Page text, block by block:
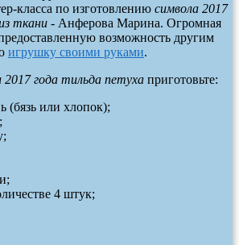
класса по изготовлению символа 2017
ткани - Анферова Марина. Огромная
возможность другим
игрушку своими руками.
года тильда петуха приготовьте:
(бязь или хлопок);
4 штук;